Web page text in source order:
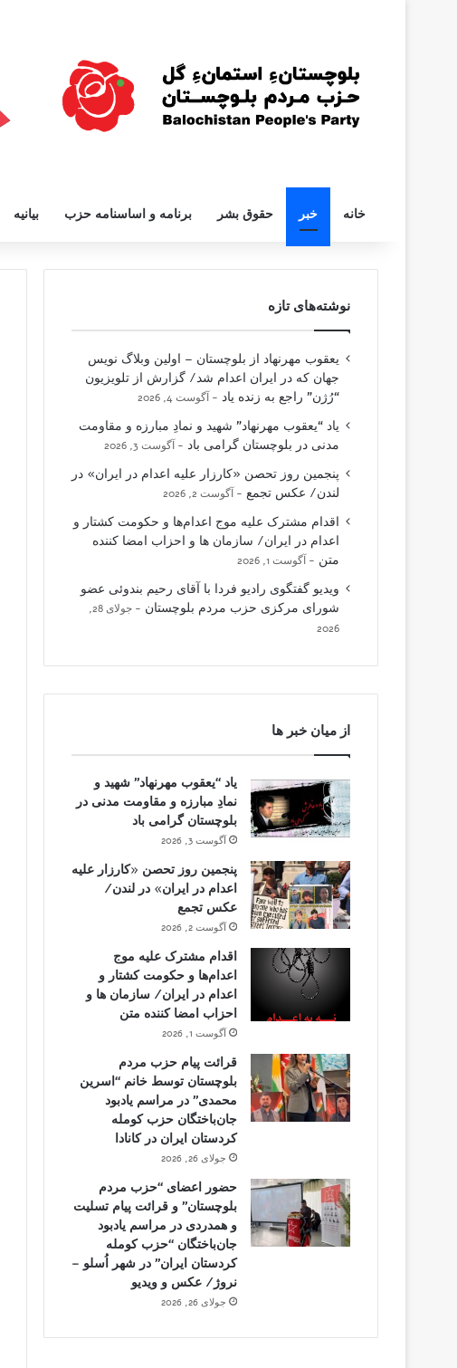
خانه خبر حقوق بشر برنامه و اساسنامه حزب بیانیه
نوشته‌های تازه
یعقوب مهرنهاد از بلوچستان – اولین وبلاگ نویس
جهان که در ایران اعدام شد/ گزارش از تلویزیون
“رُژن” راجع به زنده یاد
آگوست 4, 2026
یاد “یعقوب مهرنهاد” شهید و نمادِ مبارزه و مقاومت
مدنی در بلوچستان گرامی باد
آگوست 3, 2026
پنجمین روز تحصن «کارزار علیه اعدام در ایران» در
لندن/ عکس تجمع
آگوست 2, 2026
اقدام مشترک علیه موج اعدام‌ها و حکومت کشتار و
اعدام در ایران/ سازمان ها و احزاب امضا کننده
متن
آگوست 1, 2026
ویدیو گفتگوی رادیو فردا با آقای رحیم بندوئی عضو
شورای مرکزی حزب مردم بلوچستان
جولای 28,
2026
از میان خبر ها
یاد “یعقوب مهرنهاد” شهید و
نمادِ مبارزه و مقاومت مدنی در
بلوچستان گرامی باد
آگوست 3, 2026
پنجمین روز تحصن «کارزار علیه
اعدام در ایران» در لندن/
عکس تجمع
آگوست 2, 2026
اقدام مشترک علیه موج
اعدام‌ها و حکومت کشتار و
اعدام در ایران/ سازمان ها و
احزاب امضا کننده متن
آگوست 1, 2026
قرائت پیام حزب مردم
بلوچستان توسط خانم “اسرین
محمدی” در مراسم یادبود
جان‌باختگان حزب کومله
کردستان ایران در کانادا
جولای 26, 2026
حضور اعضای “حزب مردم
بلوچستان” و قرائت پیام تسلیت
و همدردی در مراسم یادبود
جان‌باختگان “حزب کومله
کردستان ایران” در شهر اُسلو –
نروژ/ عکس و ویدیو
جولای 26, 2026